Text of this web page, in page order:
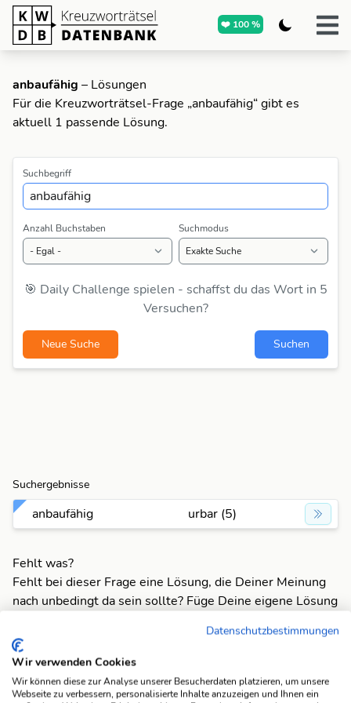
❤️ 100 %
anbaufähig – Lösungen
Für die Kreuzworträtsel-Frage „anbaufähig“ gibt es
aktuell 1 passende Lösung.
Suchbegriff
Anzahl Buchstaben Suchmodus
🎯 Daily Challenge spielen - schaffst du das Wort in 5
Versuchen?
Neue Suche Suchen
Suchergebnisse
anbaufähig urbar (5)
Fehlt was?
Fehlt bei dieser Frage eine Lösung, die Deiner Meinung
nach unbedingt da sein sollte? Füge Deine eigene Lösung
Mach mit und registriere dich!
Suchfunktionen
Datenschutzbestimmungen
Wir verwenden Cookies
Wir können diese zur Analyse unserer Besucherdaten platzieren, um unsere
Webseite zu verbessern, personalisierte Inhalte anzuzeigen und Ihnen ein